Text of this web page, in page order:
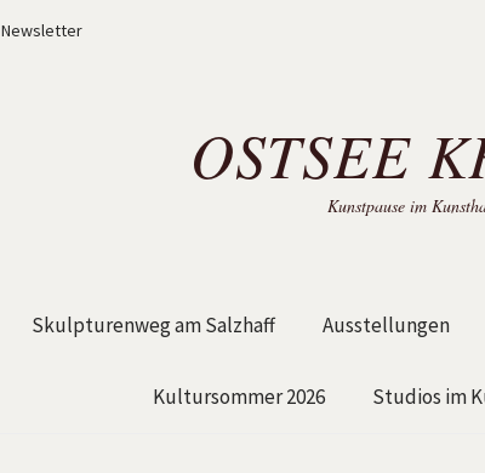
Newsletter
OSTSEE
Kunstpause im
Skulpturenweg am Salzhaff Ausstellungen
Kultursommer 2026 Studios im